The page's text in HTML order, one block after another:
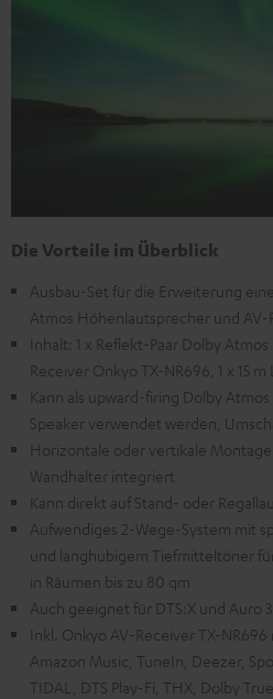
Die Vorteile im Überblick
Ausbau-Set für die Erweiterung
Atmos Höhenlautsprecher und AV-
Inhalt: 1 x Reflekt-Paar Dolby
Receiver Onkyo TX-NR696, 1 x 15
Kann als upward-firing Dolby
Speaker verwendet werden,
Horizontale oder vertikale
Wandhalter integriert
Kann direkt auf Stand- oder
Aufwendiges 2-Wege-System mit
und langhubigem Tiefmitteltöner
in Räumen bis zu 80 qm
Auch geeignet für DTS:X und Auro
Inkl. Onkyo AV-Receiver TX-
Amazon Music, TuneIn, Deezer,
TIDAL, DTS Play-Fi, THX, Dolby